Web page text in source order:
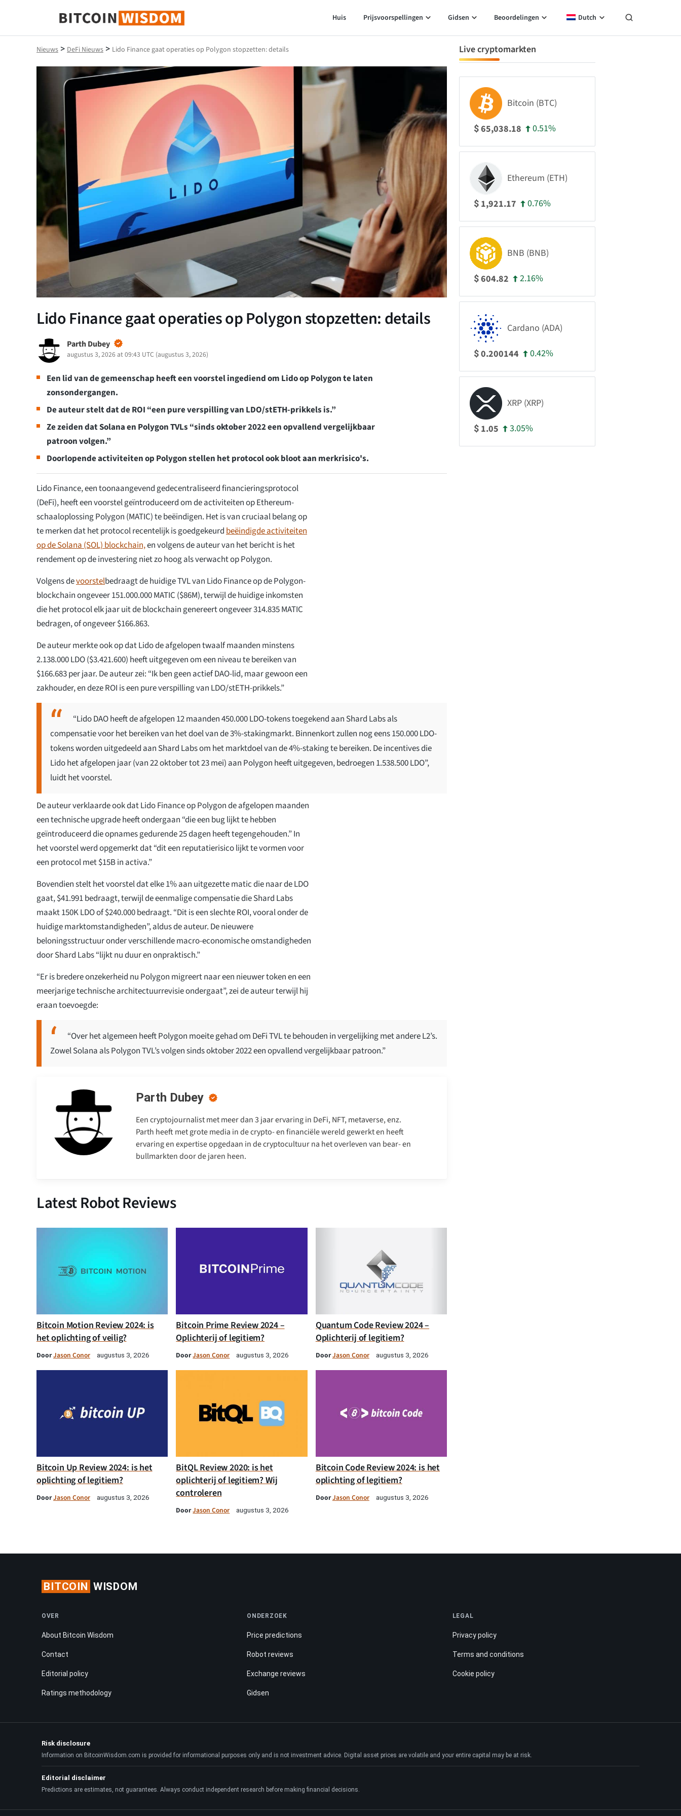
Bitcoin-wijsheid
Huis Prijsvoorspellingen Gidsen Beoordelingen Dutch
Nieuws > DeFi Nieuws > Lido Finance gaat operaties op Polygon stopzetten: details
Lido Finance gaat operaties op Polygon stopzetten: details
Parth Dubey
augustus 3, 2026 at 09:43 UTC (augustus 3, 2026)
Een lid van de gemeenschap heeft een voorstel ingediend om Lido op Polygon te laten
zonsondergangen.
De auteur stelt dat de ROI “een pure verspilling van LDO/stETH-prikkels is.”
Ze zeiden dat Solana en Polygon TVLs “sinds oktober 2022 een opvallend vergelijkbaar
patroon volgen.”
Doorlopende activiteiten op Polygon stellen het protocol ook bloot aan merkrisico's.
Lido Finance, een toonaangevend gedecentraliseerd financieringsprotocol
(DeFi), heeft een voorstel geïntroduceerd om de activiteiten op Ethereum-
schaaloplossing Polygon (MATIC) te beëindigen. Het is van cruciaal belang op
te merken dat het protocol recentelijk is goedgekeurd beëindigde activiteiten
op de Solana (SOL) blockchain,en volgens de auteur van het bericht is het
rendement op de investering niet zo hoog als verwacht op Polygon.
Volgens devoorstelbedraagt de huidige TVL van Lido Finance op de Polygon-
blockchain ongeveer 151.000.000 MATIC ($86M), terwijl de huidige inkomsten
die het protocol elk jaar uit de blockchain genereert ongeveer 314.835 MATIC
bedragen, of ongeveer $166.863.
De auteur merkte ook op dat Lido de afgelopen twaalf maanden minstens
2.138.000 LDO ($3.421.600) heeft uitgegeven om een niveau te bereiken van
$166.683 per jaar. De auteur zei: “Ik ben geen actief DAO-lid, maar gewoon een
zakhouder, en deze ROI is een pure verspilling van LDO/stETH-prikkels.”
“Lido DAO heeft de afgelopen 12 maanden 450.000 LDO-tokens toegekend aan Shard Labs als
compensatie voor het bereiken van het doel van de 3%-stakingmarkt. Binnenkort zullen nog eens 150.000 LDO-
tokens worden uitgedeeld aan Shard Labs om het marktdoel van de 4%-staking te bereiken. De incentives die
Lido het afgelopen jaar (van 22 oktober tot 23 mei) aan Polygon heeft uitgegeven, bedroegen 1.538.500 LDO”,
luidt het voorstel.
De auteur verklaarde ook dat Lido Finance op Polygon de afgelopen maanden
een technische upgrade heeft ondergaan “die een bug lijkt te hebben
geïntroduceerd die opnames gedurende 25 dagen heeft tegengehouden.” In
het voorstel werd opgemerkt dat “dit een reputatierisico lijkt te vormen voor
een protocol met $15B in activa.”
Bovendien stelt het voorstel dat elke 1% aan uitgezette matic die naar de LDO
gaat, $41.991 bedraagt, terwijl de eenmalige compensatie die Shard Labs
maakt 150K LDO of $240.000 bedraagt. “Dit is een slechte ROI, vooral onder de
huidige marktomstandigheden”, aldus de auteur. De nieuwere
beloningsstructuur onder verschillende macro-economische omstandigheden
door Shard Labs “lijkt nu duur en onpraktisch.”
“Er is bredere onzekerheid nu Polygon migreert naar een nieuwer token en een
meerjarige technische architectuurrevisie ondergaat”, zei de auteur terwijl hij
eraan toevoegde:
“Over het algemeen heeft Polygon moeite gehad om DeFi TVL te behouden in vergelijking met andere L2’s.
Zowel Solana als Polygon TVL’s volgen sinds oktober 2022 een opvallend vergelijkbaar patroon.”
Parth Dubey
Een cryptojournalist met meer dan 3 jaar ervaring in DeFi, NFT, metaverse, enz.
Parth heeft met grote media in de crypto- en financiële wereld gewerkt en heeft
ervaring en expertise opgedaan in de cryptocultuur na het overleven van bear- en
bullmarkten door de jaren heen.
Latest Robot Reviews
Bitcoin Motion Review 2024: is
het oplichting of veilig?
DoorJason Conor augustus 3, 2026
Bitcoin Prime Review 2024 –
Oplichterij of legitiem?
DoorJason Conor augustus 3, 2026
Quantum Code Review 2024 –
Oplichterij of legitiem?
DoorJason Conor augustus 3, 2026
Bitcoin Up Review 2024: is het
oplichting of legitiem?
DoorJason Conor augustus 3, 2026
BitQL Review 2020: is het
oplichterij of legitiem? Wij
controleren
DoorJason Conor augustus 3, 2026
Bitcoin Code Review 2024: is het
oplichting of legitiem?
DoorJason Conor augustus 3, 2026
Live cryptomarkten
Bitcoin (BTC)
$65,038.18 0.51%
Ethereum (ETH)
$ 1,921.17 0.76%
BNB (BNB)
$604.82 2.16%
Cardano (ADA)
$0.200144 0.42%
XRP (XRP)
$ 1.05 3.05%
BITCOIN WISDOM
OVER
About Bitcoin Wisdom
Contact
Editorial policy
Ratings methodology
ONDERZOEK
Price predictions
Robot reviews
Exchange reviews
Gidsen
LEGAL
Privacy policy
Terms and conditions
Cookie policy
Risk disclosure
Information on BitcoinWisdom.com is provided for informational purposes only and is not investment advice. Digital asset prices are volatile and your entire capital may be at risk.
Editorial disclaimer
Predictions are estimates, not guarantees. Always conduct independent research before making financial decisions.